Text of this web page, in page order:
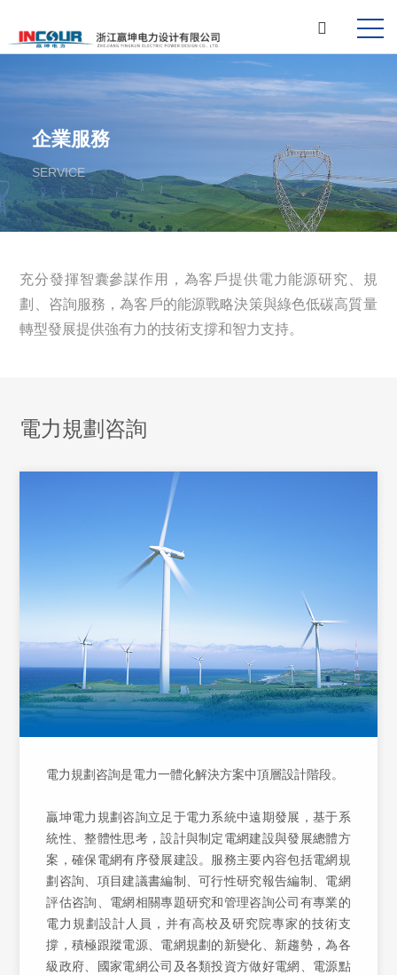
企業服務
SERVICE
充分發揮智囊參謀作用，為客戶提供電力能源研究、規
劃、咨詢服務，為客戶的能源戰略決策與綠色低碳高質量
轉型發展提供強有力的技術支撐和智力支持。
電力規劃咨詢
電力規劃咨詢是電力一體化解決方案中頂層設計階段。
贏坤電力規劃咨詢立足于電力系統中遠期發展，基于系
統性、整體性思考，設計與制定電網建設與發展總體方
案，確保電網有序發展建設。服務主要內容包括電網規
劃咨詢、項目建議書編制、可行性研究報告編制、電網
評估咨詢、電網相關專題研究和管理咨詢公司有專業的
電力規劃設計人員，并有高校及研究院專家的技術支
撐，積極跟蹤電源、電網規劃的新變化、新趨勢，為各
級政府、國家電網公司及各類投資方做好電網、電源點